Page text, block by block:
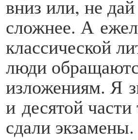
вниз или, не
сложнее. А
классической
люди
изложениям. Я
и десятой
сдали экзамены.